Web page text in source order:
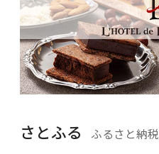
さとふる ふるさと納税